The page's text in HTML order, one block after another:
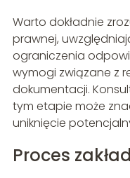
Warto dokładnie
prawnej,
ograniczenia
wymogi związane z
dokumentacji.
tym etapie może
uniknięcie
Proces